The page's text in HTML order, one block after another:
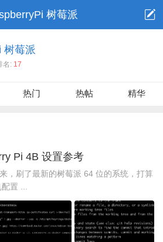
树莓派
树莓派
名: 17
热门 热帖 精华
Pi 4B 设置参考
，刷了最新的树莓派 64 位的系统，打算
置 ...